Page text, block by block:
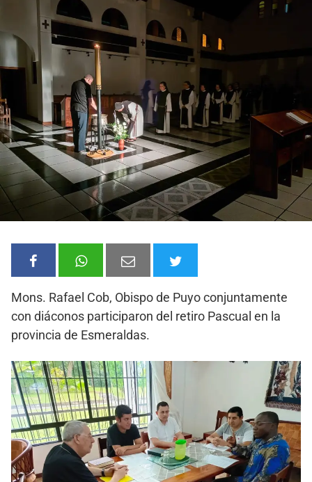
Mons. Rafael Cob, Obispo de Puyo conjuntamente
con diáconos participaron del retiro Pascual en la
provincia de Esmeraldas.